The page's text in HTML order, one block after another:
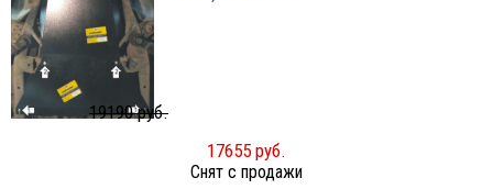
19190 руб.
17655 руб.
Снят с продажи